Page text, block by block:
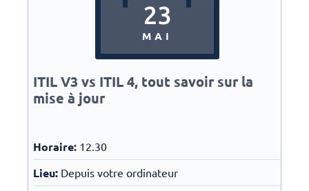
23
MAI
ITIL V3 vs ITIL 4, tout savoir sur la
mise à jour
Horaire: 12.30
Lieu: Depuis votre ordinateur